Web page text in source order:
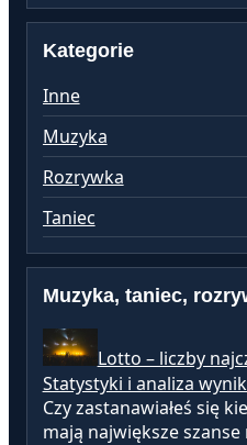
Kategorie
Inne
Muzyka
Rozrywka
Taniec
Muzyka, taniec,
Lotto – liczby
Statystyki i analiza
Czy zastanawiałeś się
mają największe